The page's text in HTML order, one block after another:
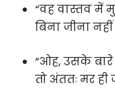
“वह वास्तव में
बिना जीना नहीं
“ओह, उसके बारे
तो अंततः मर ही